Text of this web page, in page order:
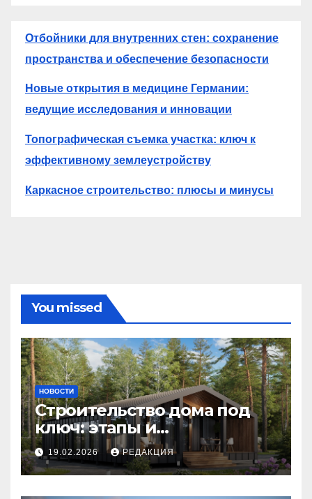
Отбойники для внутренних стен: сохранение
пространства и обеспечение безопасности
Новые открытия в медицине Германии:
ведущие исследования и инновации
Топографическая съемка участка: ключ к
эффективному землеустройству
Каркасное строительство: плюсы и минусы
You missed
НОВОСТИ
Строительство дома под
ключ: этапы и
планирование бюджета
19.02.2026 РЕДАКЦИЯ